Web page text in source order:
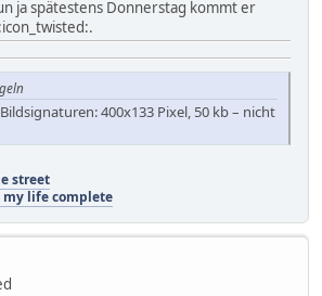
ja spätestens Donnerstag kommt er
400x133 Pixel, 50 kb – nicht
street
my life complete